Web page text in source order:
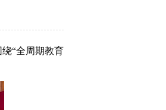
“全周期教育